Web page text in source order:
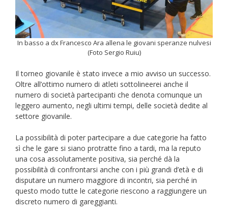
In basso a dx Francesco Ara allena le giovani speranze nulvesi
(Foto Sergio Ruiu)
Il torneo giovanile è stato invece a mio avviso un successo.
Oltre all’ottimo numero di atleti sottolineerei anche il
numero di società partecipanti che denota comunque un
leggero aumento, negli ultimi tempi, delle società dedite al
settore giovanile.
La possibilità di poter partecipare a due categorie ha fatto
sì che le gare si siano protratte fino a tardi, ma la reputo
una cosa assolutamente positiva, sia perché dà la
possibilità di confrontarsi anche con i più grandi d’età e di
disputare un numero maggiore di incontri, sia perché in
questo modo tutte le categorie riescono a raggiungere un
discreto numero di gareggianti.